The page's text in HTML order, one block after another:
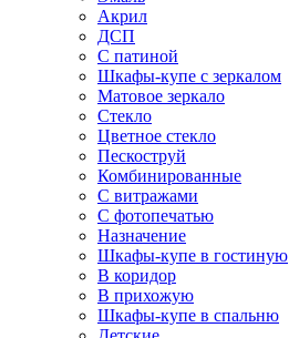
Акрил
ДСП
С патиной
Шкафы-купе с зеркалом
Матовое зеркало
Стекло
Цветное стекло
Пескоструй
Комбинированные
С витражами
С фотопечатью
Назначение
Шкафы-купе в гостиную
В коридор
В прихожую
Шкафы-купе в спальню